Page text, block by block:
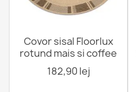
133,90 lej
Covor sisal Floorlux
rotund mais si coffee
182,90 lej